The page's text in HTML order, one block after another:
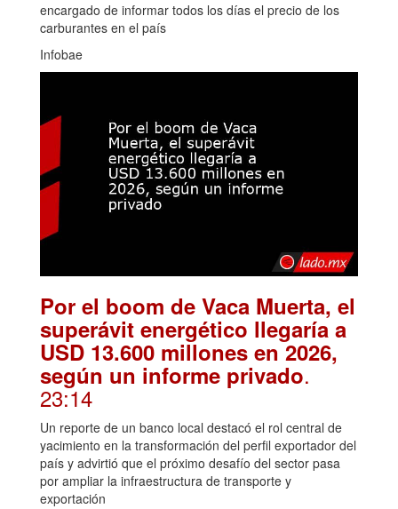
encargado de informar todos los días el precio de los
carburantes en el país
Infobae
Por el boom de Vaca Muerta, el
superávit energético llegaría a
USD 13.600 millones en 2026,
según un informe privado.
23:14
Un reporte de un banco local destacó el rol central de
yacimiento en la transformación del perfil exportador del
país y advirtió que el próximo desafío del sector pasa
por ampliar la infraestructura de transporte y
exportación